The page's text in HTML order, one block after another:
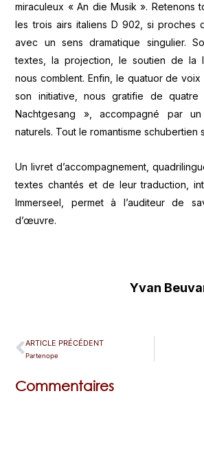
miraculeux « An die Musik ». Retenons
les trois airs italiens D 902, si proches
avec un sens dramatique singulier.
textes, la projection, le soutien de la
nous comblent. Enfin, le quatuor de voix
son initiative, nous gratifie de
Nachtgesang », accompagné par
naturels. Tout le romantisme schubertien
Un livret d’accompagnement,
textes chantés et de leur traduction,
Immerseel, permet à l’auditeur de
d’œuvre.
Yvan
ARTICLE PRÉCÉDENT
Partenope
Commentaires